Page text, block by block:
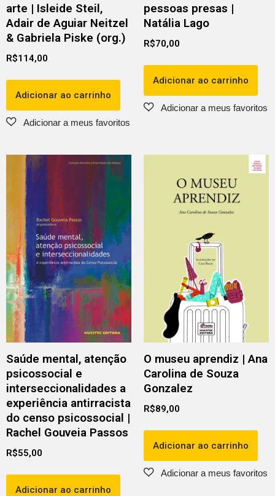
arte | Isleide Steil,
Adair de Aguiar Neitzel
& Gabriela Piske (org.)
R$114,00
Adicionar ao carrinho
pessoas presas |
Natália Lago
R$70,00
Adicionar ao carrinho
Saúde mental, atenção
psicossocial e
interseccionalidades a
experiência antirracista
do censo psicossocial |
Rachel Gouveia Passos
R$55,00
Adicionar ao carrinho
O museu aprendiz | Ana
Carolina de Souza
Gonzalez
R$89,00
Adicionar ao carrinho